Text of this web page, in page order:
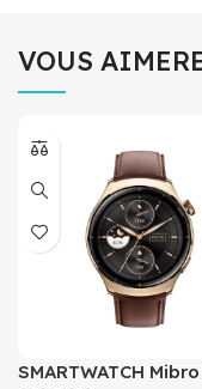
VOUS
SMARTWATCH